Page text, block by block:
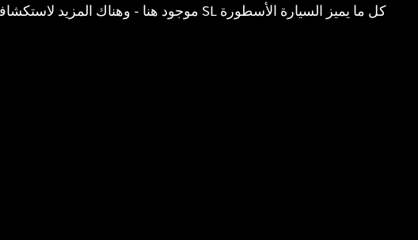
كل ما يميز السيارة الأسطورة SL موجود هنا - وهناك المزيد لاستكشافه.